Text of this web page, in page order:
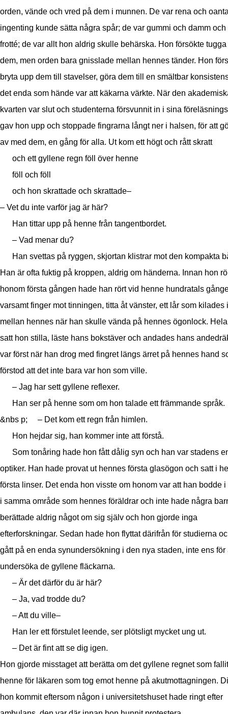
orden, vände och vred på dem i munnen. De var rena och
ingenting kunde sätta några spår; de var gummi och damm och
frotté; de var allt hon aldrig skulle behärska. Hon försökte
dem, men orden bara gnisslade mellan hennes tänder. Hon
bryta upp dem till stavelser, göra dem till en smältbar
det enda som hände var att käkarna värkte. När den
kvarten var slut och studenterna försvunnit in i sina
gav hon upp och stoppade fingrarna långt ner i halsen, för att
av med dem, en gång för alla. Ut kom ett högt och rått skratt
och ett gyllene regn föll över henne
föll och föll
och hon skrattade och skrattade–
– Vet du inte varför jag är här?
Han tittar upp på henne från tangentbordet.
– Vad menar du?
Han svettas på ryggen, skjortan klistrar mot den kompakta
Han är ofta fuktig på kroppen, aldrig om händerna. Innan hon
honom första gången hade han rört vid henne hundratals
varsamt finger mot tinningen, titta åt vänster, ett lår som kilades
mellan hennes när han skulle vända på hennes ögonlock.
satt hon stilla, läste hans bokstäver och andades hans
var först när han drog med fingret längs ärret på hennes hand
förstod att det inte bara var hon som ville.
– Jag har sett gyllene reflexer.
Han ser på henne som om hon talade ett främmande språk.
&nbs p; – Det kom ett regn från himlen.
Hon hejdar sig, han kommer inte att förstå.
Som tonåring hade hon fått dålig syn och han var stadens
optiker. Han hade provat ut hennes första glasögon och satt i
första linser. Det enda hon visste om honom var att han bodde
i samma område som hennes föräldrar och inte hade några
berättade aldrig något om sig själv och hon gjorde inga
efterforskningar. Sedan hade hon flyttat därifrån för studierna
gått på en enda synundersökning i den nya staden, inte ens för
undersöka de gyllene fläckarna.
– Är det därför du är här?
– Ja, vad trodde du?
– Att du ville–
Han ler ett förstulet leende, ser plötsligt mycket ung ut.
– Det är fint att se dig igen.
Hon gjorde misstaget att berätta om det gyllene regnet som
henne för läkaren som tog emot henne på akutmottagningen.
hon kommit eftersom någon i universitetshuset hade ringt efter